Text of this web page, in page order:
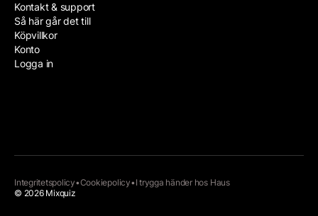
Kontakt & support
Så här går det till
Köpvillkor
Konto
Logga in
© 2026 Mixquiz
Integritetspolicy•Cookiepolicy•I trygga händer hos Haus